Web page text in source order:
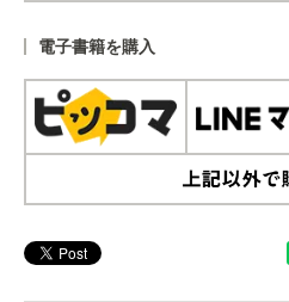
電子書籍を購入